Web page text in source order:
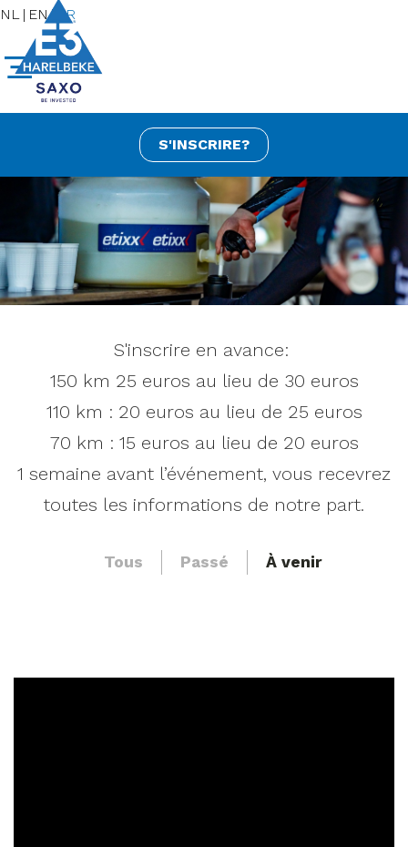
NL | EN| FR
S'INSCRIRE?
S'inscrire en avance:
150 km 25 euros au lieu de 30 euros
110 km : 20 euros au lieu de 25 euros
70 km : 15 euros au lieu de 20 euros
1 semaine avant l’événement, vous recevrez
toutes les informations de notre part.
Tous Passé À venir